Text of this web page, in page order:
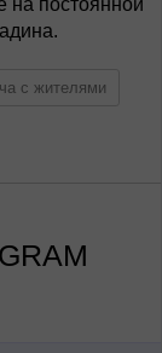
на постоянной
с жителями